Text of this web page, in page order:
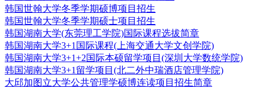
韩国世翰大学冬季学期硕博项目招生
韩国世翰大学冬季学期硕士项目招生
韩国湖南大学(东莞理工学院)国际课程选拔简章
韩国湖南大学3+1国际课程(上海交通大学文创学院)
韩国湖南大学3+1+2国际本硕留学项目(深圳大学数统学院)
韩国湖南大学3+1留学项目(北二外中瑞酒店管理学院)
大邱加图立大学公共管理学硕博连读项目招生简章